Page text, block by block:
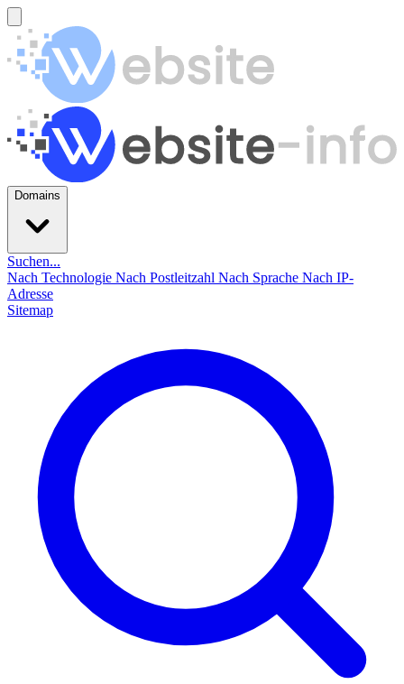
Domains
Suchen...
Nach Technologie Nach Postleitzahl Nach Sprache Nach IP-
Adresse
Sitemap